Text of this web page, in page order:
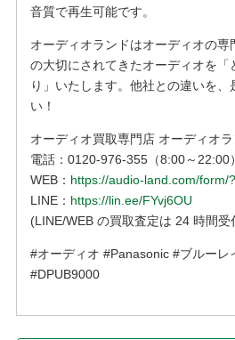
音質で再生可能です。
オーディオランドはオーディオの専
の大切にされてきたオーディオを「
り」いたします。他社との違いを、
い！
オーディオ買取専門店 オーディオラ
電話：0120-976-355（8:00～22:00）
WEB： https://audio-land.com/form/
LINE： https://lin.ee/FYvj6OU
(LINE/WEB の買取査定は 24 時間受
#オーディオ #Panasonic #ブルーレ
#DPUB9000